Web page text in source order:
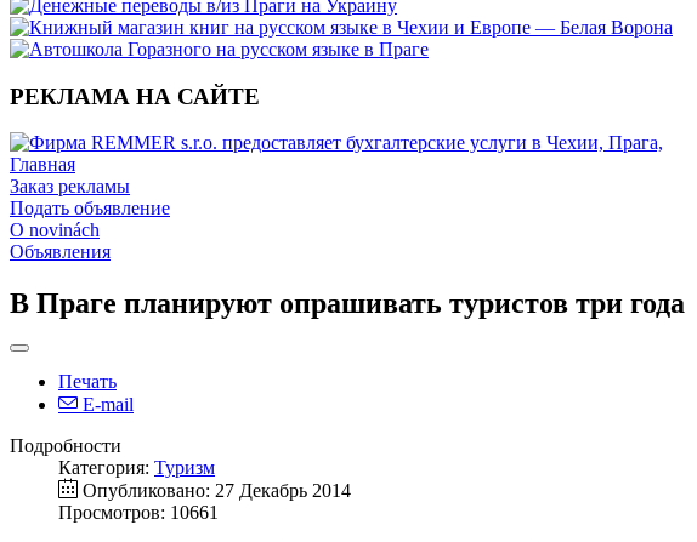
РЕКЛАМА НА САЙТЕ
Главная
Заказ рекламы
Подать объявление
O novinách
Объявления
В Праге планируют опрашивать туристов три года
Печать
E-mail
Подробности
Категория: Туризм
Опубликовано: 27 Декабрь 2014
Просмотров: 10661